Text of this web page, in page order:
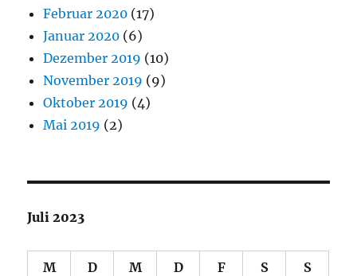
Februar 2020 (17)
Januar 2020 (6)
Dezember 2019 (10)
November 2019 (9)
Oktober 2019 (4)
Mai 2019 (2)
Juli 2023
M D M D F S S